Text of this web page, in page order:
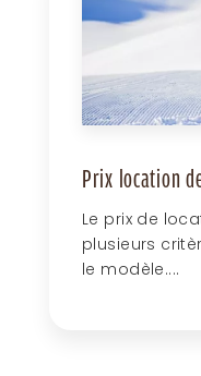
Prix location
Le prix de
plusieurs
le modèle....